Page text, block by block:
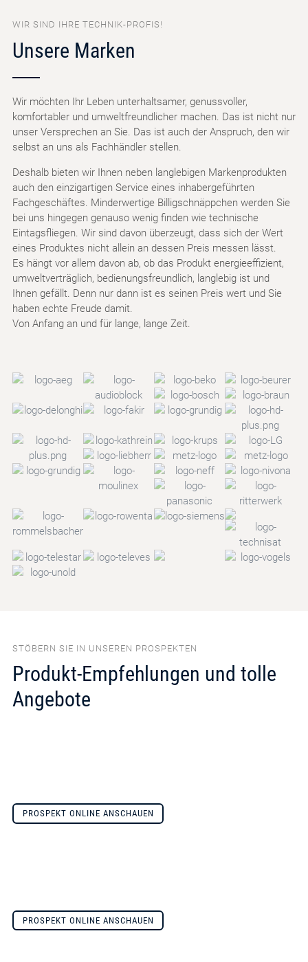
WIR SIND IHRE TECHNIK-PROFIS!
Unsere Marken
Wir möchten Ihr Leben unterhaltsamer, genussvoller,
komfortabler und umweltfreundlicher machen. Das ist nicht nur
unser Versprechen an Sie. Das ist auch der Anspruch, den wir
selbst an uns als Fachhändler stellen.
Deshalb bieten wir Ihnen neben langlebigen Markenprodukten
auch den einzigartigen Service eines inhabergeführten
Fachgeschäftes. Minderwertige Billigschnäppchen werden Sie
bei uns hingegen genauso wenig finden wie technische
Eintagsfliegen. Wir sind davon überzeugt, dass sich der Wert
eines Produktes nicht allein an dessen Preis messen lässt.
Es hängt vor allem davon ab, ob das Produkt energieeffizient,
umweltverträglich, bedienungsfreundlich, langlebig ist und
Ihnen gefällt. Denn nur dann ist es seinen Preis wert und Sie
haben echte Freude damit.
Von Anfang an und für lange, lange Zeit.
STÖBERN SIE IN UNSEREN PROSPEKTEN
Produkt-Empfehlungen und tolle
Angebote
PROSPEKT ONLINE ANSCHAUEN
PROSPEKT ONLINE ANSCHAUEN